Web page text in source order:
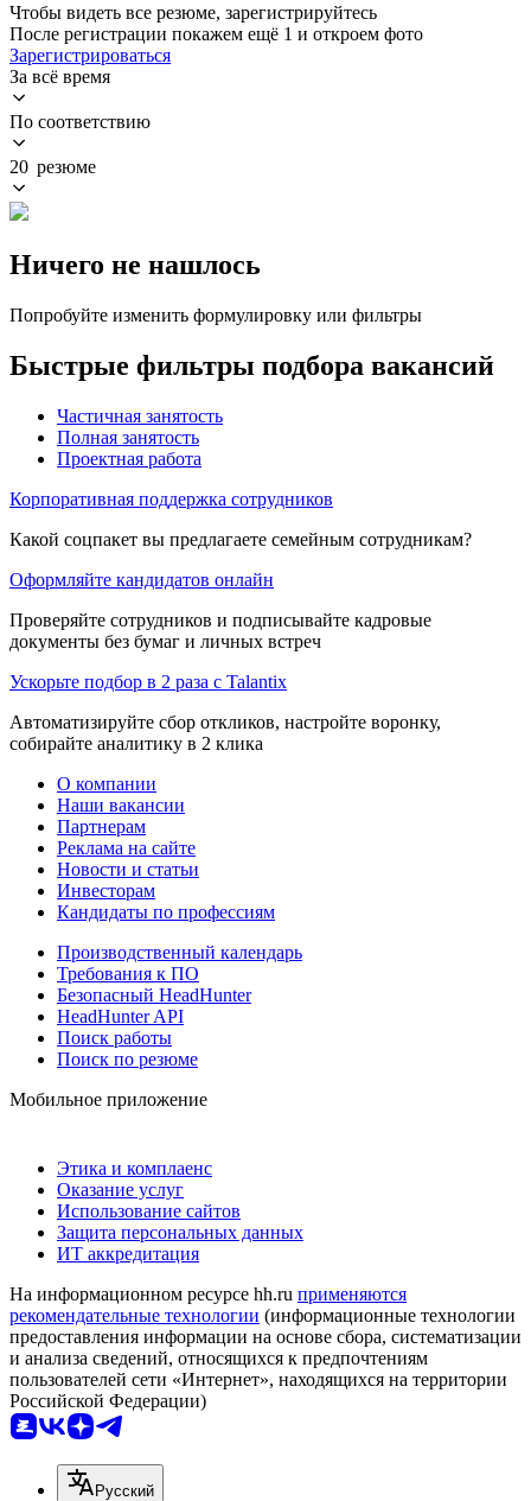
Чтобы видеть все резюме, зарегистрируйтесь
После регистрации покажем ещё 1 и откроем фото
Зарегистрироваться
За всё время
По соответствию
20 резюме
Ничего не нашлось
Попробуйте изменить формулировку или фильтры
Быстрые фильтры подбора вакансий
Частичная занятость
Полная занятость
Проектная работа
Корпоративная поддержка сотрудников
Какой соцпакет вы предлагаете семейным сотрудникам?
Оформляйте кандидатов онлайн
Проверяйте сотрудников и подписывайте кадровые
документы без бумаг и личных встреч
Ускорьте подбор в 2 раза с Talantix
Автоматизируйте сбор откликов, настройте воронку,
собирайте аналитику в 2 клика
О компании
Наши вакансии
Партнерам
Реклама на сайте
Новости и статьи
Инвесторам
Кандидаты по профессиям
Производственный календарь
Требования к ПО
Безопасный HeadHunter
HeadHunter API
Поиск работы
Поиск по резюме
Мобильное приложение
Этика и комплаенс
Оказание услуг
Использование сайтов
Защита персональных данных
ИТ аккредитация
На информационном ресурсе hh.ru применяются
рекомендательные технологии (информационные технологии
предоставления информации на основе сбора, систематизации
и анализа сведений, относящихся к предпочтениям
пользователей сети «Интернет», находящихся на территории
Российской Федерации)
Русский